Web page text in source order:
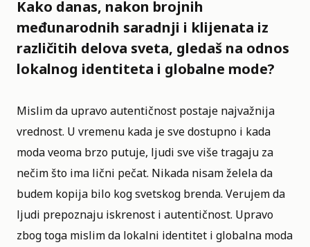
Kako danas, nakon brojnih
međunarodnih saradnji i klijenata iz
različitih delova sveta, gledaš na odnos
lokalnog identiteta i globalne mode?
Mislim da upravo autentičnost postaje najvažnija
vrednost. U vremenu kada je sve dostupno i kada
moda veoma brzo putuje, ljudi sve više tragaju za
nečim što ima lični pečat. Nikada nisam želela da
budem kopija bilo kog svetskog brenda. Verujem da
ljudi prepoznaju iskrenost i autentičnost. Upravo
zbog toga mislim da lokalni identitet i globalna moda